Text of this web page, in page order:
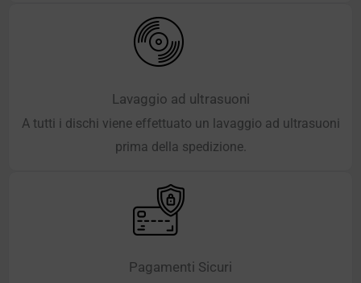
Lavaggio ad ultrasuoni
A tutti i dischi viene effettuato un lavaggio ad ultrasuoni
prima della spedizione.
Pagamenti Sicuri